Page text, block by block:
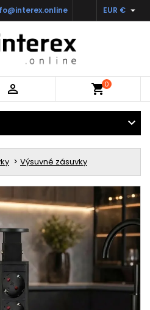
EUR € 
 shopping_cart0
Výsuvné zásuvky